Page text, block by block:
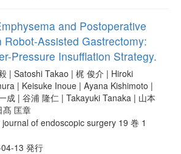
and Postoperative
Robot-Assisted Gastrectomy:
Pressure Insufflation Strategy.
| Satoshi Takao | 梶 俊介 | Hiroki
| Keisuke Inoue | Ayana Kishimoto |
成 | 谷浦 隆仁 | Takayuki Tanaka | 山本
髙 匡章
journal of endoscopic surgery 19 巻 1
13 発行